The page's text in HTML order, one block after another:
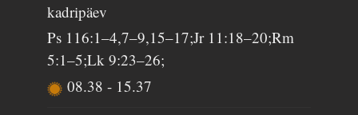
kadripäev
Ps 116:1–4,7–9,15–17;Jr 11:18–20;Rm
5:1–5;Lk 9:23–26;
08.38- 15.37